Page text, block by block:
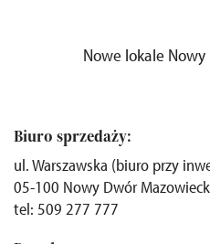
Nowe lokale
Biuro sprzedaży:
ul. Warszawska (biuro przy
05-100 Nowy Dwór
tel: 509 277 777